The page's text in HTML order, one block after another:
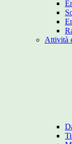
Attività